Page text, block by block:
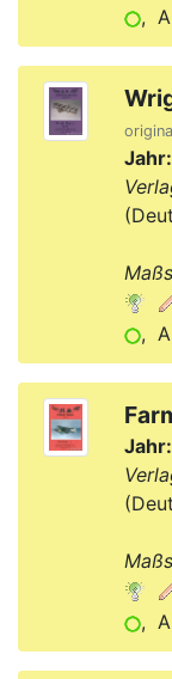
,
Jahr:
,
Jahr:
,